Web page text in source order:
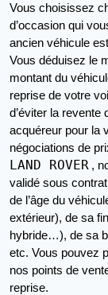
Vous choisissez
d’occasion qui
ancien véhicule
Vous déduisez le
montant du
reprise de votre
d’éviter la revente
acquéreur pour la
LAND ROVER ,
validé sous
de l’âge du
extérieur), de sa
hybride…), de sa
etc. Vous pouvez
nos points de
reprise.